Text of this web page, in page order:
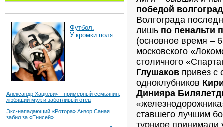
Футбол.
У кромки поля
Александр Хацкевич - примерный семьянин,
любящий муж и заботливый отец
Экс-нападающий «Ротора» Анзор Саная
забил за «Енисей»
победой
Волгограда
лишь по пенальти
(основное время –
московского
столичного
Глушаков привез с
одноклубников
Динияра
ставшего лучшим
турнире принимали